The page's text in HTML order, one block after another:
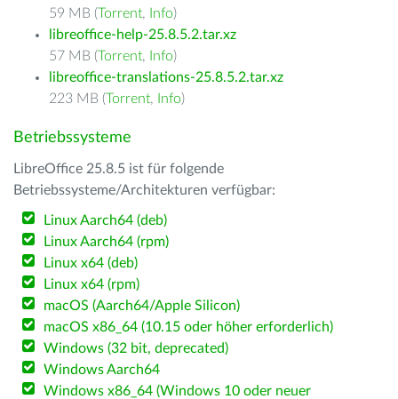
59 MB (Torrent, Info)
libreoffice-help-25.8.5.2.tar.xz
57 MB (Torrent, Info)
libreoffice-translations-25.8.5.2.tar.xz
223 MB (Torrent, Info)
Betriebssysteme
LibreOffice 25.8.5 ist für folgende
Betriebssysteme/Architekturen verfügbar:
Linux Aarch64 (deb)
Linux Aarch64 (rpm)
Linux x64 (deb)
Linux x64 (rpm)
macOS (Aarch64/Apple Silicon)
macOS x86_64 (10.15 oder höher erforderlich)
Windows (32 bit, deprecated)
Windows Aarch64
Windows x86_64 (Windows 10 oder neuer